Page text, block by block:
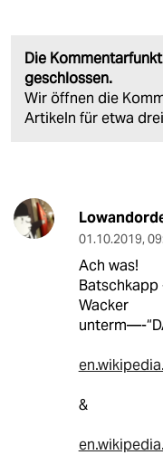
Die
geschlossen.
Wir öffnen die
Artikeln für etwa
01.10.2019,
Ach was!
Batschkapp
Wacker
unterm—-
&